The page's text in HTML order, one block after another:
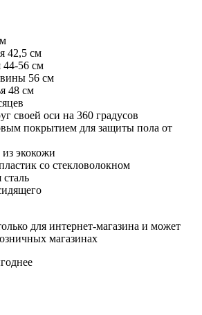
42,5 см
44-56 см
56 см
48 см
своей оси на 360 градусов
покрытием для защиты пола от
экокожи
со стекловолокном
для интернет-магазина и может
магазинах